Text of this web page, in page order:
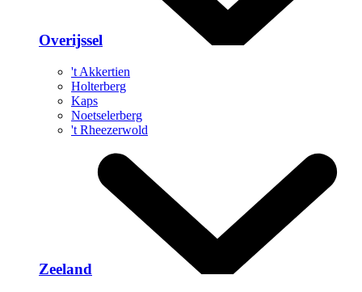
Overijssel
't Akkertien
Holterberg
Kaps
Noetselerberg
't Rheezerwold
Zeeland